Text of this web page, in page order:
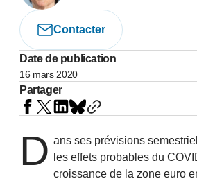
Contacter
Date de publication
16 mars 2020
Partager
D ans ses prévisions
les effets probables du
croissance de la zone euro